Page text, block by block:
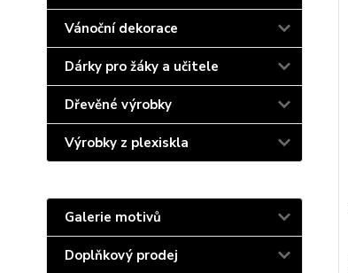
Vánoční dekorace
Dárky pro žáky a učitele
Dřevěné výrobky
Výrobky z plexiskla
Galerie motivů
Doplňkový prodej